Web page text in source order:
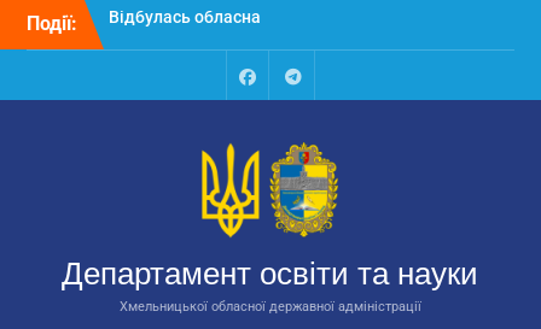
Перейти
Події:
Відбулося вручення трьох
автобусів для потреб
Відбулося засідання
освіти та науки обласної
державної адміністрації
Відбулась обласна
національно-патріотичне
виховання
FacebookTalegram
Департамент освіти та науки
Хмельницької обласної державної адміністрації